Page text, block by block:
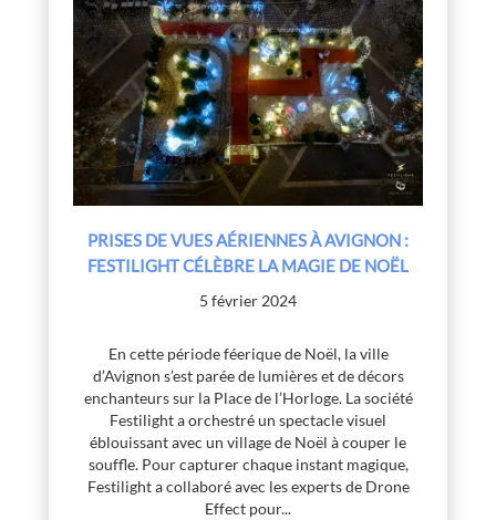
PRISES DE VUES AÉRIENNES À AVIGNON :
FESTILIGHT CÉLÈBRE LA MAGIE DE NOËL
5 février 2024
En cette période féerique de Noël, la ville
d’Avignon s’est parée de lumières et de décors
enchanteurs sur la Place de l’Horloge. La société
Festilight a orchestré un spectacle visuel
éblouissant avec un village de Noël à couper le
souffle. Pour capturer chaque instant magique,
Festilight a collaboré avec les experts de Drone
Effect pour...